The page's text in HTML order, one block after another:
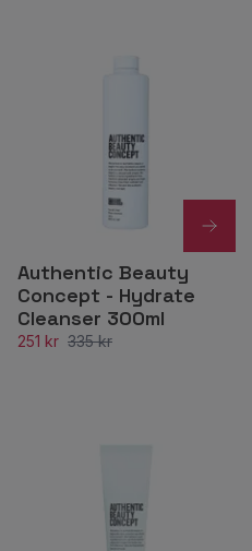
Authentic Beauty
Concept - Hydrate
Cleanser 300ml
251 kr 335 kr